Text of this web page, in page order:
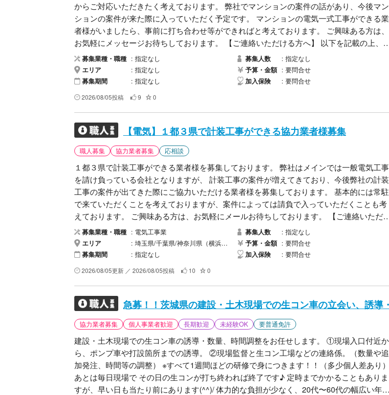
からご対応いただきたく考えております。 弊社でマンションの案件の話があり、今後マン
ションの案件が来た際に入っていただく予定です。 マンションの電気一式工事ができる業
者様がいましたら、事前に打ち合わせ等ができればと考えております。 ご興味ある方は、
お気軽にメッセージお待ちしております。 【ご連絡いただける方へ】 以下を記載の上、メ
ールにてご連絡ください。 ・会社名 ・ご担当者氏名 ・ご連絡先（電話、メール） まずは
お気軽にご連絡いただき、対応可能工事や条件についてなどお話させていただきたいと思
っています。
募集業種・職種 指定なし
エリア 指定なし
募集期間 指定なし
募集人数 指定なし
予算・金額 要問合せ
加入保険 要問合せ
2026/08/05投稿 9 0
【電気】１都３県で計装工事ができる協力業者様募集
職人募集 協力業者募集 応相談
１都３県で計装工事ができる業者様を募集しております。 弊社はメインでは一般電気工事
を請け負っている会社となりますが、 計装工事の案件が増えてきており、今後弊社の計装
工事の案件が出てきた際にご協力いただける業者様を募集しております。 基本的には常駐
で来ていただくことを考えておりますが、案件によっては請負で入っていただくことも考
えております。 ご興味ある方は、お気軽にメールお待ちしております。 【ご連絡いただけ
る方へ】 以下を記載の上、メールにてご連絡ください。 ・会社名 ・ご担当者氏名 ・ご連
絡先（電話、メール） まずはお気軽にご連絡いただき、対応可能工事や条件についてなど
お話させていただきたいと思っています。
募集業種・職種 電気工事業
エリア 埼玉県/千葉県/神奈川県（横浜市以外）/神奈川県（横浜市）/東京都（２３区以外）/東京都（２３区）
募集期間 指定なし
募集人数 指定なし
予算・金額 要問合せ
加入保険 要問合せ
2026/08/05更新 ／ 2026/08/05投稿 10 0
協力業者募集 個人事業者歓迎 長期歓迎 未経験OK 要普通免許
建設・土木現場での生コン車の誘導・数量、時間調整をお任せします。 ①現場入口付近か
ら、ポンプ車や打設箇所までの誘導。 ②現場監督と生コン工場などの連絡係。（数量や追
加発注、時間等の調整） ※すべて1週間ほどの研修で身につきます！！（多少個人差あり）
あとは毎日現場で その日の生コンが打ち終われば終了です♪ 定時までかかることもありま
すが、早い日も当たり前にあります(^^)/ 体力的な負担が少なく、20代〜60代の幅広い年代